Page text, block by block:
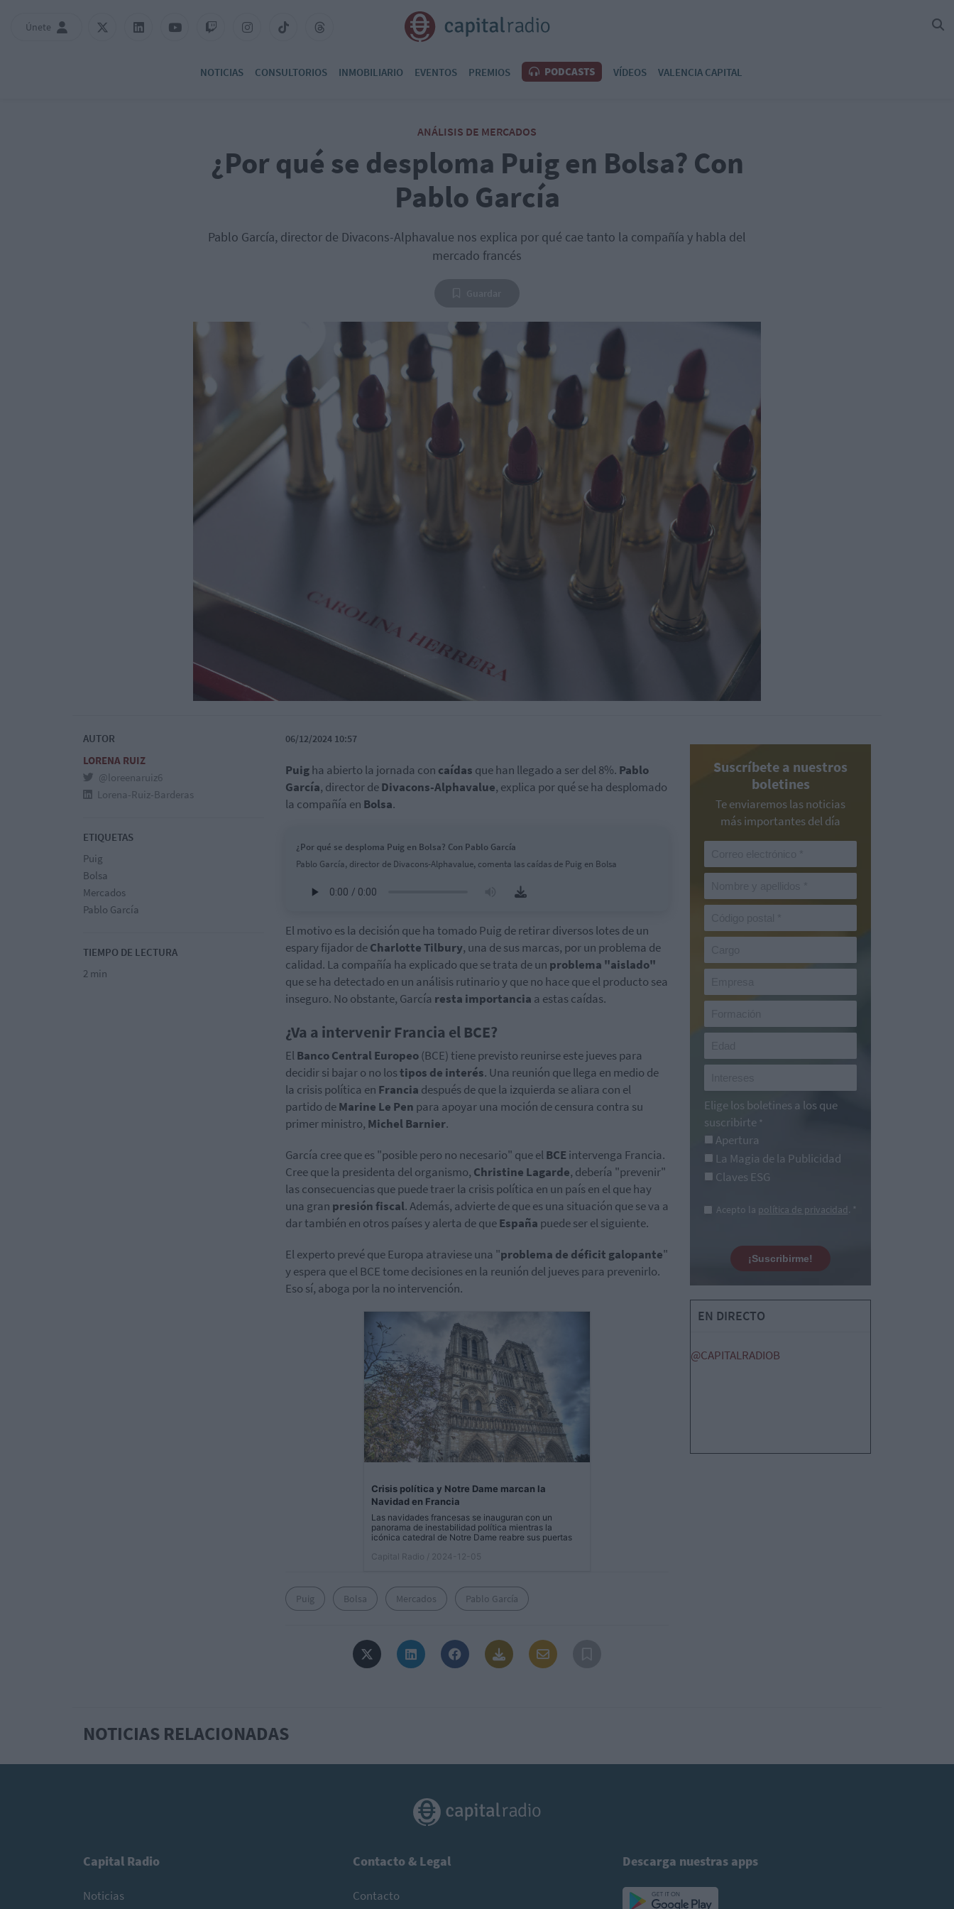
Únete
NOTICIAS CONSULTORIOS INMOBILIARIO EVENTOS PREMIOS PODCASTS VÍDEOS VALENCIA CAPITAL
ANÁLISIS DE MERCADOS
¿Por qué se desploma Puig en Bolsa? Con
Pablo García
Pablo García, director de Divacons-Alphavalue nos explica por qué cae tanto la compañía y habla del
mercado francés
AUTOR
LORENA RUIZ
@loreenaruiz6
Lorena-Ruiz-Barderas
ETIQUETAS
Puig
Bolsa
Mercados
Pablo García
TIEMPO DE LECTURA
2 min
06/12/2024 10:57
Puigha abierto la jornada con caídas que han llegado a ser del 8%. Pablo
García, director deDivacons-Alphavalue, explica por qué se ha desplomado
la compañía en Bolsa.
¿Por qué se desploma Puig en Bolsa? Con Pablo García
Pablo García, director de Divacons-Alphavalue, comenta las caídas de Puig en Bolsa
El motivo es la decisión que ha tomado Puig de retirar diversos lotes de un
espary fijador deCharlotte Tilbury, una de sus marcas, por un problema de
calidad. La compañía ha explicado que se trata de un problema "aislado"
que se ha detectado en un análisis rutinario y que no hace que el producto sea
inseguro. No obstante, García resta importancia a estas caídas.
¿Va a intervenir Francia el BCE?
ElBanco Central Europeo(BCE) tiene previsto reunirse este jueves para
decidir si bajar o no lostipos de interés. Una reunión que llega en medio de
la crisis política en Francia después de que la izquierda se aliara con el
partido deMarine Le Pen para apoyar una moción de censura contra su
primer ministro, Michel Barnier.
García cree que es "posible pero no necesario" que elBCE intervenga Francia.
Cree que la presidenta del organismo, Christine Lagarde, debería "prevenir"
las consecuencias que puede traer la crisis política en un país en el que hay
una gran presión fiscal. Además, advierte de que es una situación que se va a
dar también en otros países y alerta de queEspaña puede ser el siguiente.
El experto prevé que Europa atraviese una "problema de déficit galopante"
y espera que el BCE tome decisiones en la reunión del jueves para prevenirlo.
Eso sí, aboga por la no intervención.
Crisis política y Notre Dame marcan la
Navidad en Francia
Las navidades francesas se inauguran con un
panorama de inestabilidad política mientras la
icónica catedral de Notre Dame reabre sus puertas
Capital Radio
/ 2024-12-05
Puig Bolsa Mercados Pablo García
Suscríbete a nuestros
boletines
Te enviaremos las noticias
más importantes del día
Elige los boletines a los que
suscribirte *
Apertura
La Magia de la Publicidad
Claves ESG
Acepto la política de privacidad. *
¡Suscribirme!
EN DIRECTO
@CAPITALRADIOB
NOTICIAS RELACIONADAS
Capital Radio
Noticias
Contacto & Legal
Contacto
Descarga nuestras apps